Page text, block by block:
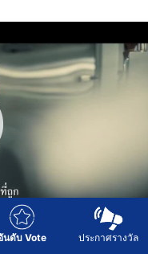
นดับ Vote ประกาศรางวัล